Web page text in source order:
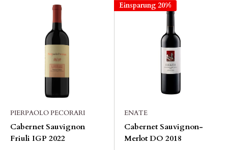
PIERPAOLO PECORARI
Cabernet Sauvignon
Friuli IGP 2022
Einsparung 20%
ENATE
Cabernet Sauvignon-
Merlot DO 2018